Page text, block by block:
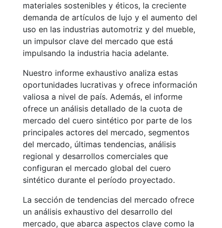
materiales sostenibles y éticos, la creciente
demanda de artículos de lujo y el aumento del
uso en las industrias automotriz y del mueble,
un impulsor clave del mercado que está
impulsando la industria hacia adelante.
Nuestro informe exhaustivo analiza estas
oportunidades lucrativas y ofrece información
valiosa a nivel de país. Además, el informe
ofrece un análisis detallado de la cuota de
mercado del cuero sintético por parte de los
principales actores del mercado, segmentos
del mercado, últimas tendencias, análisis
regional y desarrollos comerciales que
configuran el mercado global del cuero
sintético durante el período proyectado.
La sección de tendencias del mercado ofrece
un análisis exhaustivo del desarrollo del
mercado, que abarca aspectos clave como la